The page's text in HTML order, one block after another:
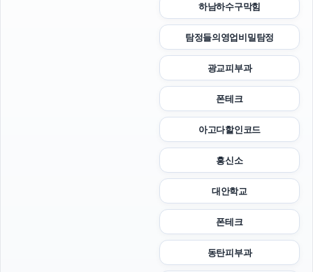
하남하수구막힘
탐정들의영업비밀탐정
광교피부과
폰테크
아고다할인코드
흥신소
대안학교
폰테크
동탄피부과